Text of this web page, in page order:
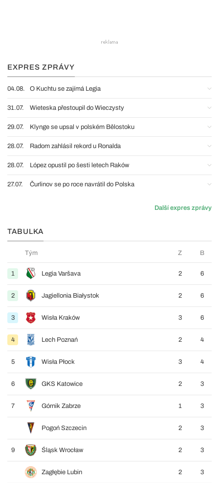
EXPRES ZPRÁVY
04.08. O Kuchtu se zajímá Legia
31.07. Wieteska přestoupil do Wieczysty
29.07. Klynge se upsal v polském Bělostoku
28.07. Radom zahlásil rekord u Ronalda
28.07. López opustil po šesti letech Raków
27.07. Čurlinov se po roce navrátil do Polska
Další expres zprávy
TABULKA
Tým Z B
1 Legia Varšava 2 6
2 Jagiellonia Białystok 2 6
3 Wisła Kraków 3 6
4 Lech Poznań 2 4
5 Wisła Płock 3 4
6 GKS Katowice 2 3
7 Górnik Zabrze 1 3
Pogoń Szczecin 2 3
9 Śląsk Wrocław 2 3
Zagłębie Lubin 2 3